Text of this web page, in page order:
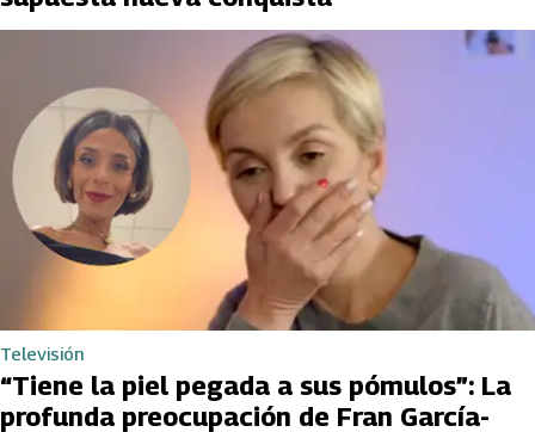
Televisión
“Tiene la piel pegada a sus pómulos”: La
profunda preocupación de Fran García-